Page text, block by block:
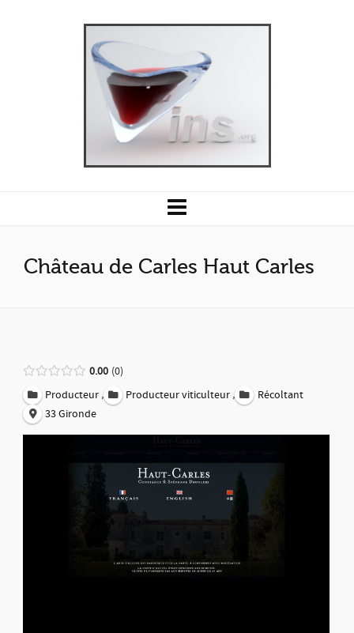
Château de Carles Haut Carles
0.00 0
Producteur , Producteur viticulteur ,
Récoltant
33 Gironde